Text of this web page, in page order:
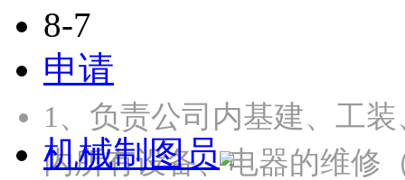
8-7
申请
1、负责公司内基建、工
内所有设备、电器的维
机械制图员